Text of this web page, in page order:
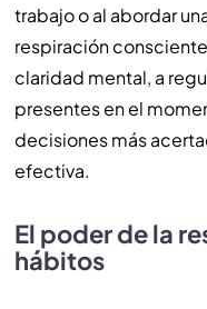
trabajo o al abordar
respiración
claridad mental, a
presentes en el
decisiones más
efectiva.
El poder de la
hábitos